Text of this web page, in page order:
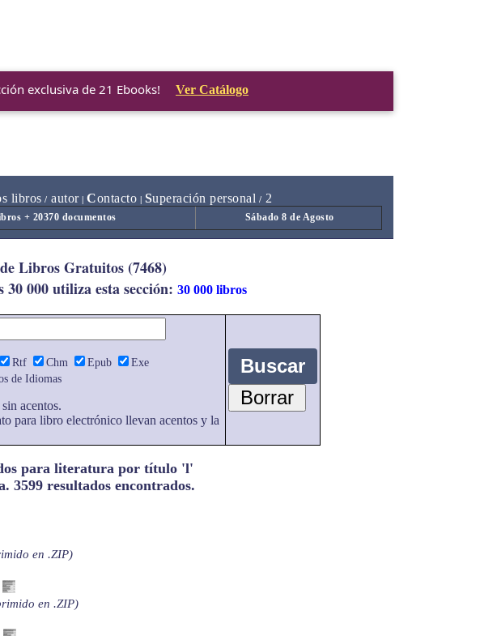
exclusiva de 21 Ebooks! Ver Catálogo
libros / autor|Contacto Superación personal / 2
+ 20370 documentos Sábado 8 de Agosto
Libros Gratuitos (7468)
000 utiliza esta sección: 30 000 libros
Rtf Chm Epub
Exe
de Idiomas
acentos.
para libro electrónico llevan acentos y la
para literatura por título 'l'
3599 resultados encontrados.
en .ZIP)
en .ZIP)